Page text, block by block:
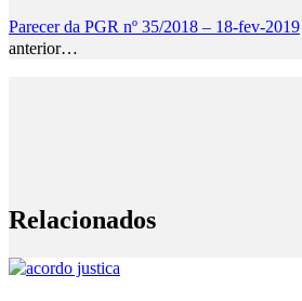
Parecer da PGR nº 35/2018 – 18-fev-2019
anterior…
Relacionados